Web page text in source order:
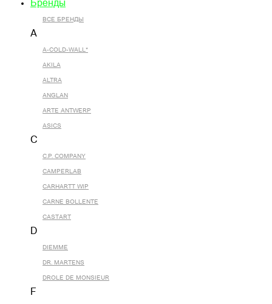
Бренды
ВСЕ БРЕНДЫ
A
A-COLD-WALL*
AKILA
ALTRA
ANGLAN
ARTE ANTWERP
ASICS
C
C.P. COMPANY
CAMPERLAB
CARHARTT WIP
CARNE BOLLENTE
CASTART
D
DIEMME
DR. MARTENS
DROLE DE MONSIEUR
F